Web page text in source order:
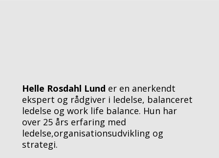
Helle Rosdahl Lund er en anerkendt
ekspert og rådgiver i ledelse, balanceret
ledelse og work life balance. Hun har
over 25 års erfaring med
ledelse,organisationsudvikling og
strategi.